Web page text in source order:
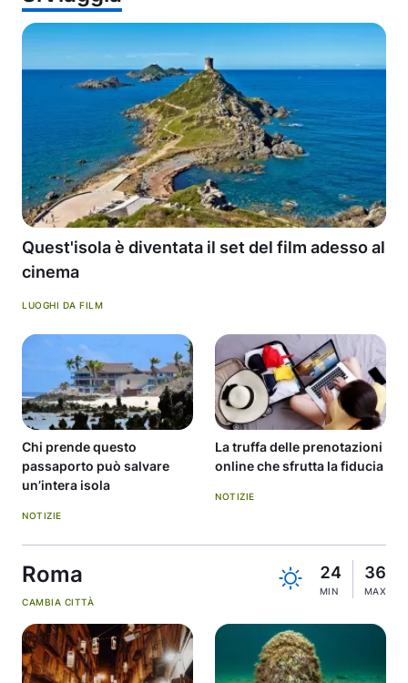
Quest'isola è diventata il set del film adesso al
cinema
LUOGHI DA FILM
Chi prende questo
passaporto può salvare
un’intera isola
NOTIZIE
La truffa delle prenotazioni
online che sfrutta la fiducia
NOTIZIE
Roma
CAMBIA CITTÀ
24
MIN
36
MAX